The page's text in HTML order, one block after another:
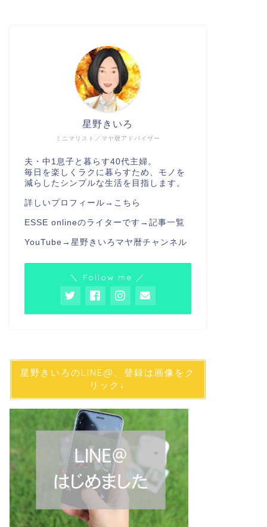
ミニマリスト／マヤ暦アドバイザー
星野きいろ
夫・中1息子と暮らす40代主婦。
毎日を楽しくラクに暮らすため、モノを
減らしたシンプルな生活を目指します。
詳しいプロフィール→ こちら
ESSE onlineのライターです→ 記事一覧
YouTube→ 星野きいろマヤ暦チャンネル
＼ Follow me ／
星野きいろのLINE@、登録は画像をク
リック↓